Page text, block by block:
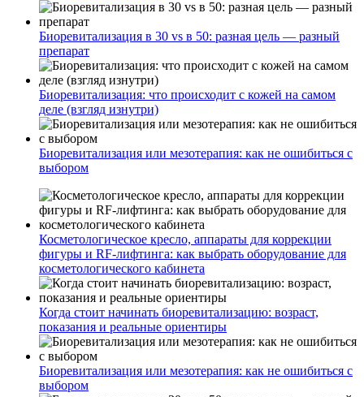
Биоревитализация в 30 vs в 50: разная цель — разный
препарат
Биоревитализация: что происходит с кожей на самом
деле (взгляд изнутри)
Биоревитализация или мезотерапия: как не ошибиться с
выбором
Косметологическое кресло, аппараты для коррекции
фигуры и RF-лифтинга: как выбрать оборудование для
косметологического кабинета
Когда стоит начинать биоревитализацию: возраст,
показания и реальные ориентиры
Биоревитализация или мезотерапия: как не ошибиться с
выбором